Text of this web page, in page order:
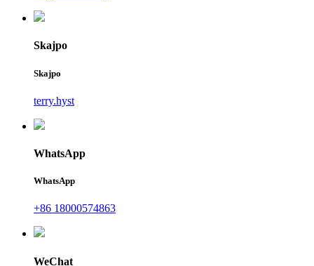
Skajpo
Skajpo
terry.hyst
WhatsApp
WhatsApp
+86 18000574863
WeChat